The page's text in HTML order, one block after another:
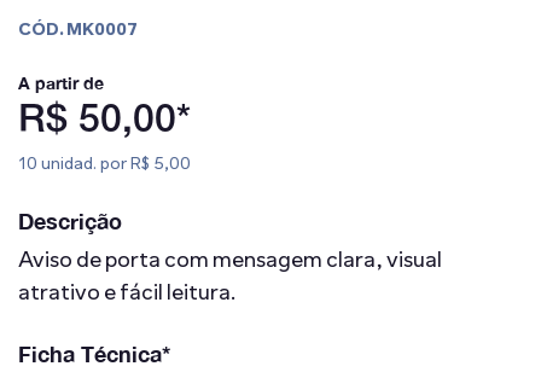
CÓD. MK0007
A partir de
R$ 50,00*
10 unidad. por R$ 5,00
Descrição
Aviso de porta com mensagem clara, visual
atrativo e fácil leitura.
Ficha Técnica*